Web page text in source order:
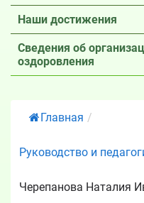
Наши достижения
Сведения об
оздоровления
Главная /
Руководство и
Черепанова Наталия